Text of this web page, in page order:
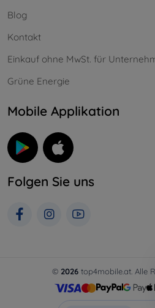
Blog
Kontakt
Einkauf ohne MwSt. für
Grüne Energie
Mobile Applikation
Folgen Sie uns
© 2026top4mobile.at. Alle